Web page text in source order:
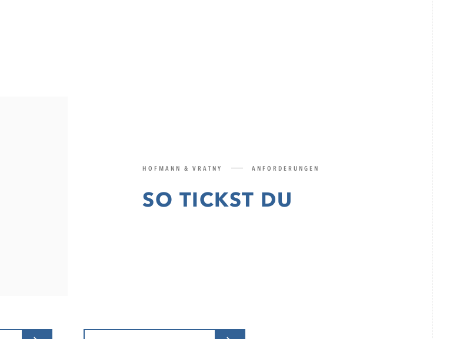
HOFMANN & VRATNY ANFORDERUNGEN
SO TICKST DU